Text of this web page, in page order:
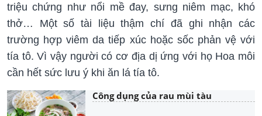
triệu chứng như nổi mề đay, sưng niêm mạc, khó
thở… Một số tài liệu thậm chí đã ghi nhận các
trường hợp viêm da tiếp xúc hoặc sốc phản vệ với
tía tô. Vì vậy người có cơ địa dị ứng với họ Hoa môi
cần hết sức lưu ý khi ăn lá tía tô.
Công dụng của rau mùi tàu